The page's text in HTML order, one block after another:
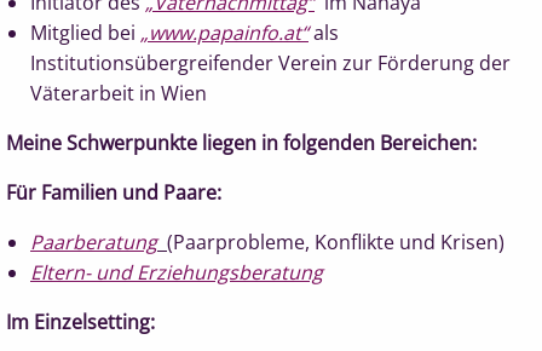
Mitglied bei „www.papainfo.at“als
Institutionsübergreifender Verein zur Förderung der
Väterarbeit in Wien
Meine Schwerpunkte liegen in folgenden Bereichen:
Für Familien und Paare:
Paarberatung (Paarprobleme, Konflikte und Krisen)
Eltern- und Erziehungsberatung
Im Einzelsetting: